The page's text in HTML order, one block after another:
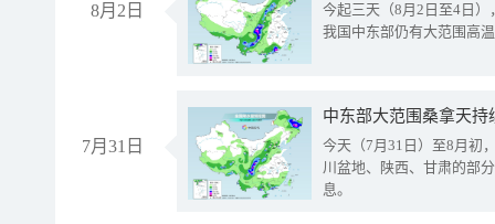
8月2日
今起三天（8月2日至4日
我国中东部仍有大范围高
7月31日
中东部大范围桑拿天
今天（7月31日）至8月初
川盆地、陕西、甘肃的部
息。